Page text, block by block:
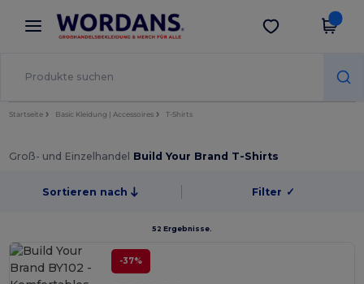
× Wordans App
Bessere Preise in der App!
App holen
Startseite Basic Kleidung | Accessoires T-Shirts
Groß- und Einzelhandel Build Your Brand T-Shirts
Sortieren nach Filter ✓
52 Ergebnisse.
-37%